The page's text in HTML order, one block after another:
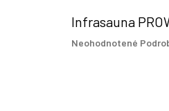
Infrasauna
Priemerné
Neohodnotené